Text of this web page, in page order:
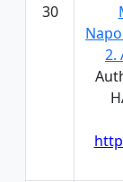
30
2.